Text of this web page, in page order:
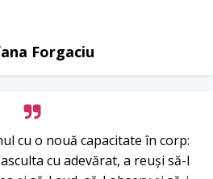
Forgaciu
cu o nouă capacitate în corp:
cu adevărat, a reuși să-l